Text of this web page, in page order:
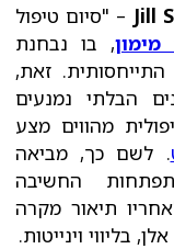
Jill – "סיום טיפול
מימון, בו נבחנת
זאת,
הבלתי נמנעים
מהווים מצע
. לשם כך, מביאה
החשיבה
תיאור מקרה
בליווי וינייטות.